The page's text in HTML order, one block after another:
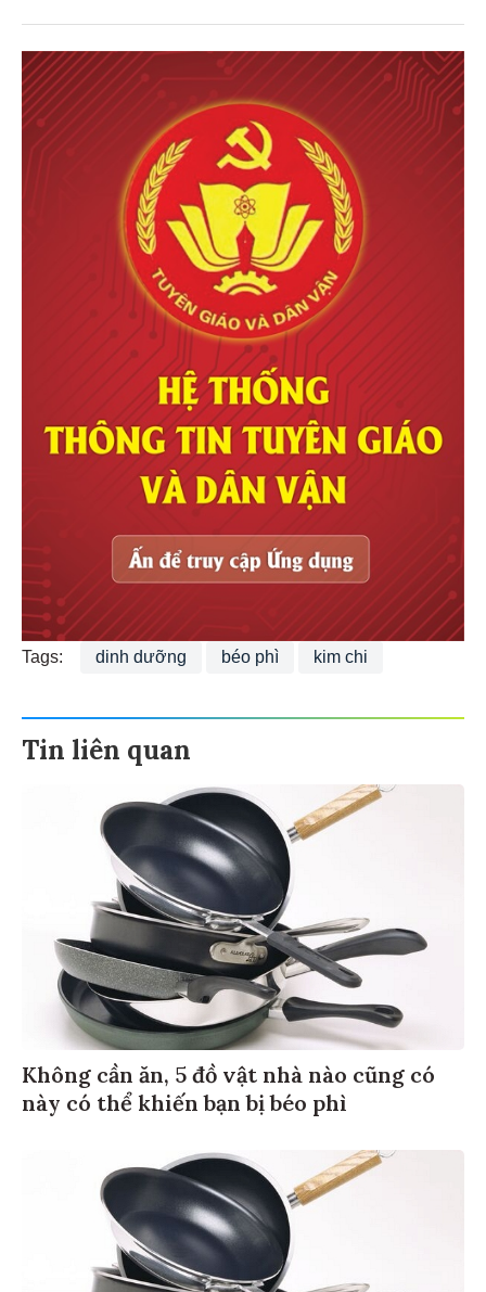
Tags: dinh dưỡng béo phì kim chi
Tin liên quan
Không cần ăn, 5 đồ vật nhà nào cũng có
này có thể khiến bạn bị béo phì